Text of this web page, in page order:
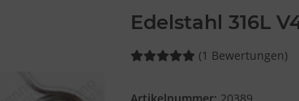
Edelstahl 316L
(1 Bewertungen)